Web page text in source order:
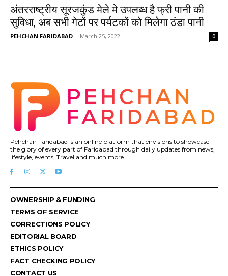
अंतरराष्ट्रीय सूरजकुंड मेले मे उपलब्ध है फ्री पानी की
सुविधा, अब सभी गेटों पर पर्यटकों को मिलेगा ठंडा पानी
PEHCHAN FARIDABAD - March 25, 2022 0
Pehchan Faridabad is an online platform that envisions to showcase
the glory of every part of Faridabad through daily updates from news,
lifestyle, events, Travel and much more.
OWNERSHIP & FUNDING
TERMS OF SERVICE
CORRECTIONS POLICY
EDITORIAL BOARD
ETHICS POLICY
FACT CHECKING POLICY
CONTACT US